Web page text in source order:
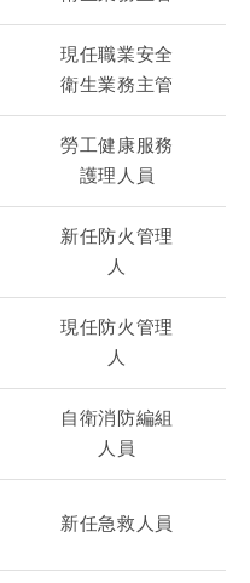
現任職業安全
衛生業務主管
勞工健康服務
護理人員
新任防火管理
人
現任防火管理
人
自衛消防編組
人員
新任急救人員